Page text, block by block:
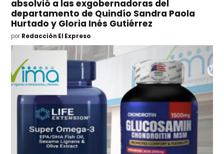
absolvió a las exgobernadoras del
departamento de Quindío Sandra Paola
Hurtado y Gloria Inés Gutiérrez
por Redacción El Expreso